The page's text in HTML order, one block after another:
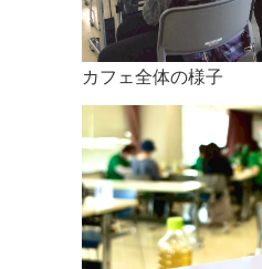
理のない範囲で500円程度のプ
感謝です。手ぶらでも大丈夫で
2017.08.28
次回のメディカルカフェはリレ
ます。2日間の開催となります
(日) 9:00-11:00 @壬生町総合運
2017.08.23
今年も記念カップ作りました。
いただけます。先着40名です。
カフェ全体の様子